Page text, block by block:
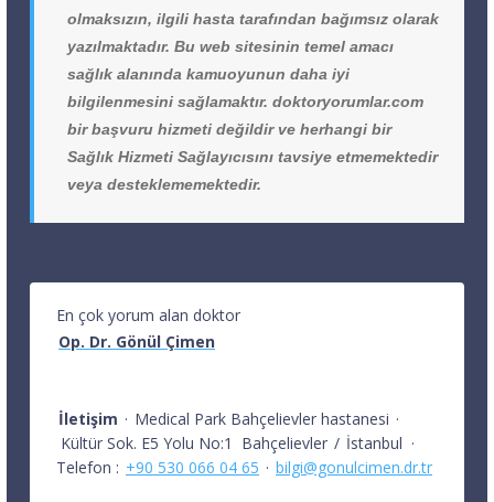
olmaksızın, ilgili hasta tarafından bağımsız olarak
yazılmaktadır. Bu web sitesinin temel amacı
sağlık alanında kamuoyunun daha iyi
bilgilenmesini sağlamaktır. doktoryorumlar.com
bir başvuru hizmeti değildir ve herhangi bir
Sağlık Hizmeti Sağlayıcısını tavsiye etmemektedir
veya desteklememektedir.
En çok yorum alan doktor
Op. Dr. Gönül Çimen
İletişim · Medical Park Bahçelievler hastanesi ·
Kültür Sok. E5 Yolu No:1
Bahçelievler / İstanbul ·
Telefon : +90 530 066 04 65 · bilgi@gonulcimen.dr.tr